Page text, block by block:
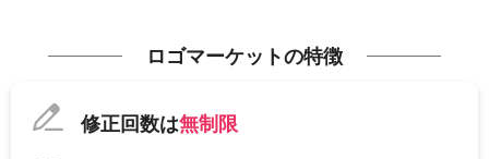
ロゴマーケットの特徴
修正回数は無制限